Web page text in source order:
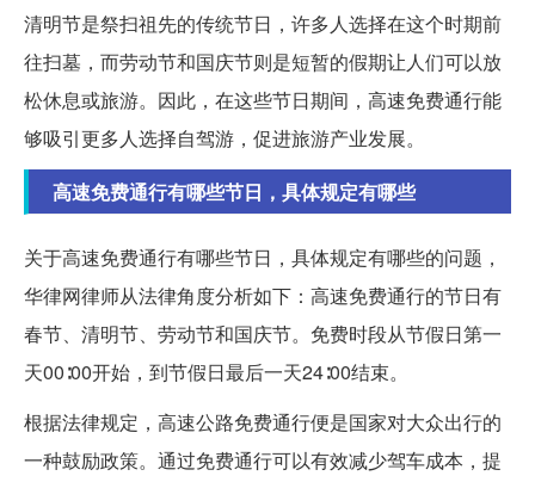
清明节是祭扫祖先的传统节日，许多人选择在这个时期前
往扫墓，而劳动节和国庆节则是短暂的假期让人们可以放
松休息或旅游。因此，在这些节日期间，高速免费通行能
够吸引更多人选择自驾游，促进旅游产业发展。
高速免费通行有哪些节日，具体规定有哪些
关于高速免费通行有哪些节日，具体规定有哪些的问题，
华律网律师从法律角度分析如下：高速免费通行的节日有
春节、清明节、劳动节和国庆节。免费时段从节假日第一
天00∶00开始，到节假日最后一天24∶00结束。
根据法律规定，高速公路免费通行便是国家对大众出行的
一种鼓励政策。通过免费通行可以有效减少驾车成本，提